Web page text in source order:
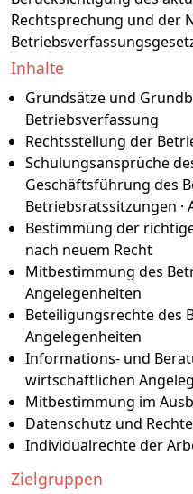
Rechtsprechung und der
Inhalte
Grundsätze und
Betriebsverfassung
Rechtsstellung der
Schulungsansprüche
Geschäftsführung des
Betriebsratssitzungen ·
Bestimmung der
nach neuem Recht
Mitbestimmung des
Angelegenheiten
Beteiligungsrechte des
Angelegenheiten
Informations- und
wirtschaftlichen
Mitbestimmung im
Datenschutz und
Individualrechte der
Zielgruppen